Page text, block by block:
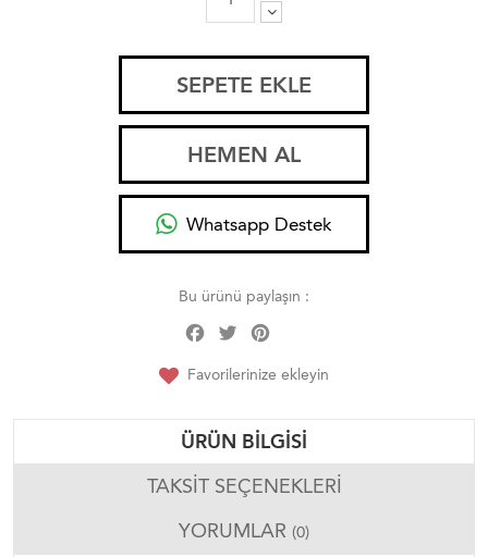
SEPETE EKLE
HEMEN AL
Whatsapp Destek
Bu ürünü paylaşın :
Facebook
Twitter
Favorilerinize ekleyin
ÜRÜN BILGISI
TAKSIT SEÇENEKLERI
YORUMLAR (0)